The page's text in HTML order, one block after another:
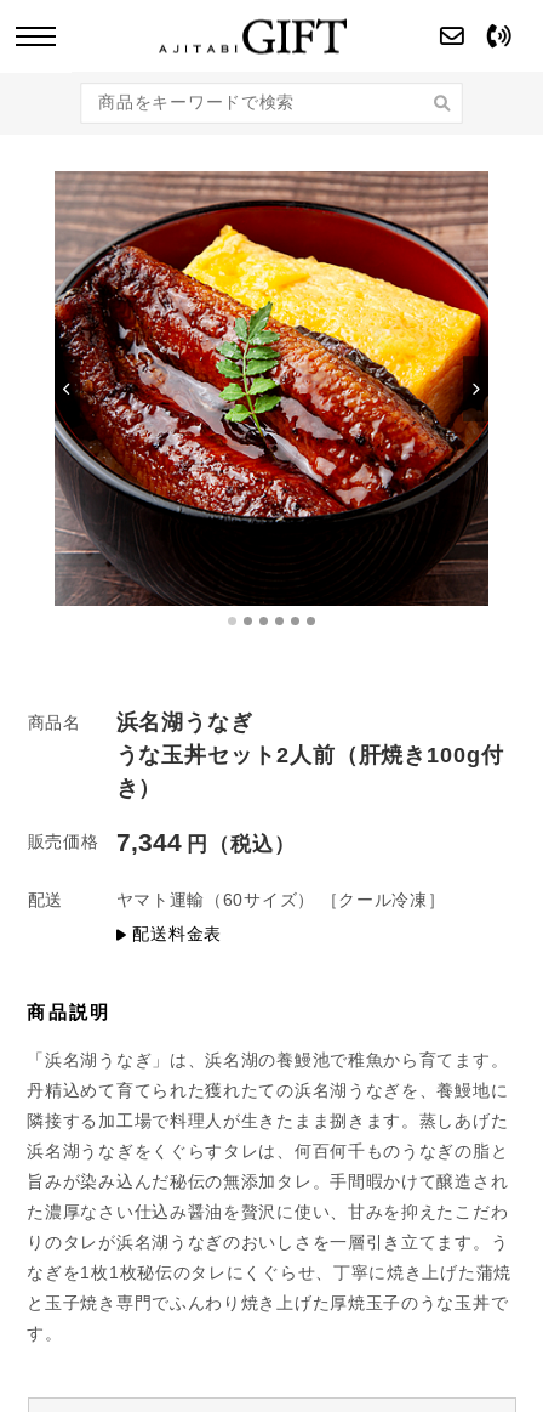
のギフト商品をご提案します。
商品名
浜名湖うなぎ
うな玉丼セット2人前（肝焼き100g付
き）
販売価格 7,344
配送 ヤマト運輸 （60サイズ）
［クール冷凍］
配送料金表
商品説明
「浜名湖うなぎ」は、浜名湖の養鰻池で稚魚から育てます。
丹精込めて育てられた獲れたての浜名湖うなぎを、養鰻地に
隣接する加工場で料理人が生きたまま捌きます。蒸しあげた
浜名湖うなぎをくぐらすタレは、何百何千ものうなぎの脂と
旨みが染み込んだ秘伝の無添加タレ。手間暇かけて醸造され
た濃厚なさい仕込み醤油を贅沢に使い、甘みを抑えたこだわ
りのタレが浜名湖うなぎのおいしさを一層引き立てます。う
なぎを1枚1枚秘伝のタレにくぐらせ、丁寧に焼き上げた蒲焼
と玉子焼き専門でふんわり焼き上げた厚焼玉子のうな玉丼で
す。